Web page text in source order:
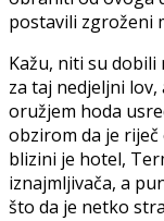
postavili zgroženi
Kažu, niti su
za taj nedjeljni
oružjem hoda
obzirom da je
blizini je hotel,
iznajmljivača, a
što da je netko